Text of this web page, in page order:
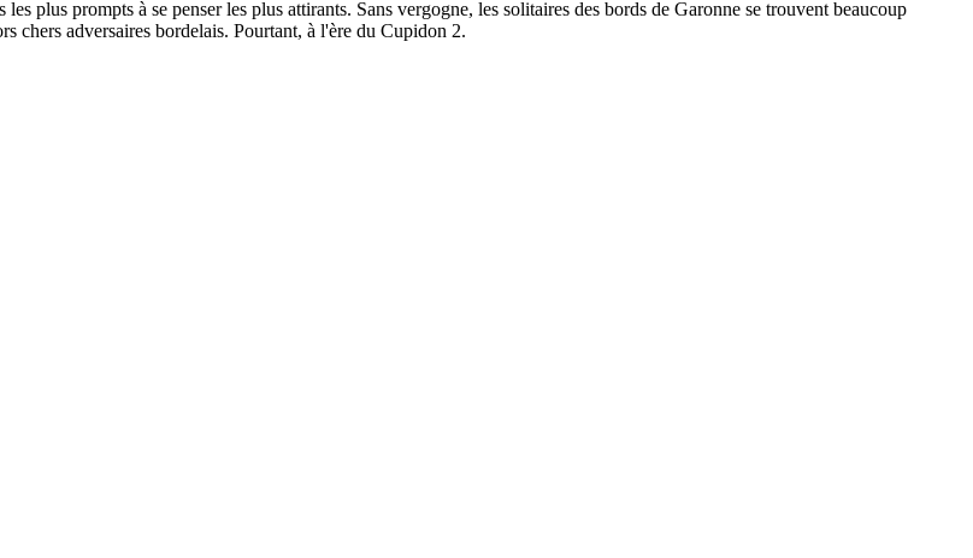
plus prompts à se penser les plus attirants. Sans vergogne, les solitaires des bords de Garonne se trouvent beaucoup
chers adversaires bordelais. Pourtant, à l'ère du Cupidon 2.